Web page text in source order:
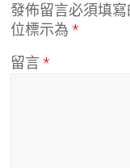
發佈留言必須填
位標示為*
留言*